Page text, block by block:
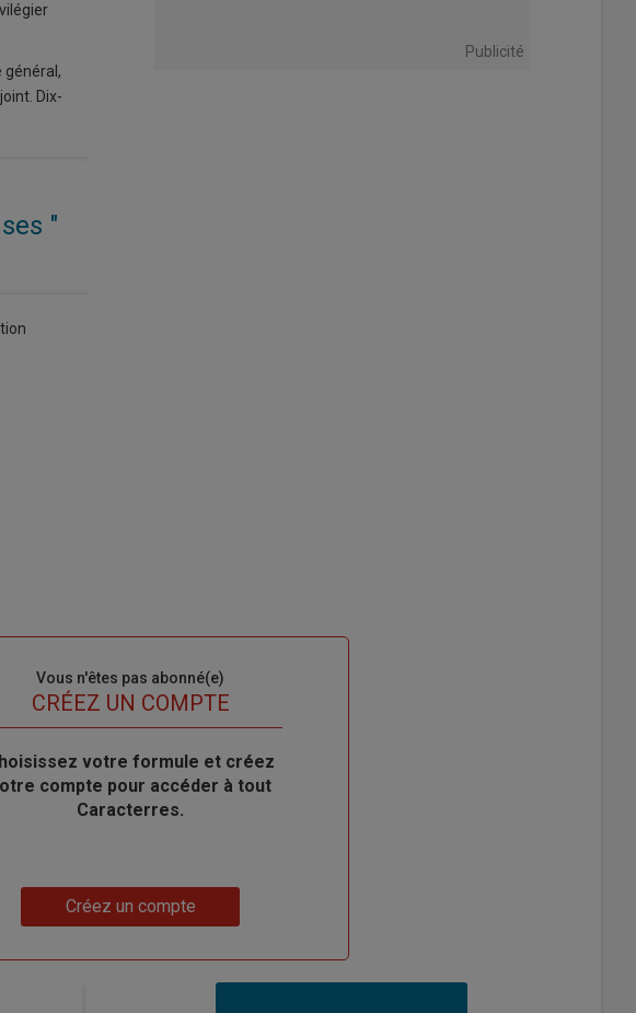
général,
Dix-
"
Publicité
Vous n'êtes pas abonné(e)
CRÉEZ UN COMPTE
votre formule et créez
compte pour accéder à tout
Caracterres.
Créez un compte